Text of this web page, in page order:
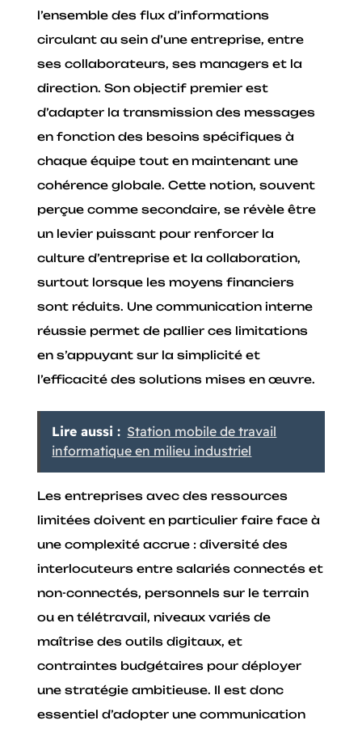
l’ensemble des flux d’informations
circulant au sein d’une entreprise, entre
ses collaborateurs, ses managers et la
direction. Son objectif premier est
d’adapter la transmission des messages
en fonction des besoins spécifiques à
chaque équipe tout en maintenant une
cohérence globale. Cette notion, souvent
perçue comme secondaire, se révèle être
un levier puissant pour renforcer la
culture d’entreprise et la collaboration,
surtout lorsque les moyens financiers
sont réduits. Une communication interne
réussie permet de pallier ces limitations
en s’appuyant sur la simplicité et
l’efficacité des solutions mises en œuvre.
Lire aussi : Station mobile de travail
informatique en milieu industriel
Les entreprises avec des ressources
limitées doivent en particulier faire face à
une complexité accrue : diversité des
interlocuteurs entre salariés connectés et
non-connectés, personnels sur le terrain
ou en télétravail, niveaux variés de
maîtrise des outils digitaux, et
contraintes budgétaires pour déployer
une stratégie ambitieuse. Il est donc
essentiel d’adopter une communication